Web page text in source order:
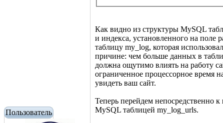
Пользователь
Как видно из структуры MySQL
и индекса, установленного на поле
таблицу my_log, которая
причине: чем больше данных в
должна ощутимо влиять на работу
ограниченное процессорное время
увидеть ваш сайт.
Теперь перейдем непосредственно
MySQL таблицей my_log_urls.